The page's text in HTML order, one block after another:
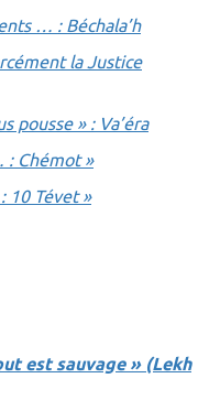
… : Béchala’h
la Justice
pousse » : Va’éra
: Chémot »
10 Tévet »
est sauvage » (Lekh